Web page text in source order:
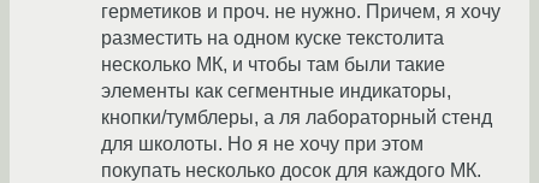
герметиков и проч. не нужно. Причем, я хочу
разместить на одном куске текстолита
несколько МК, и чтобы там были такие
элементы как сегментные индикаторы,
кнопки/тумблеры, а ля лабораторный стенд
для школоты. Но я не хочу при этом
покупать несколько досок для каждого МК.